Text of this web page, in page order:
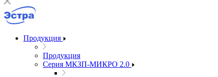
Продукция
Продукция
Серия МКЗП-МИКРО 2.0